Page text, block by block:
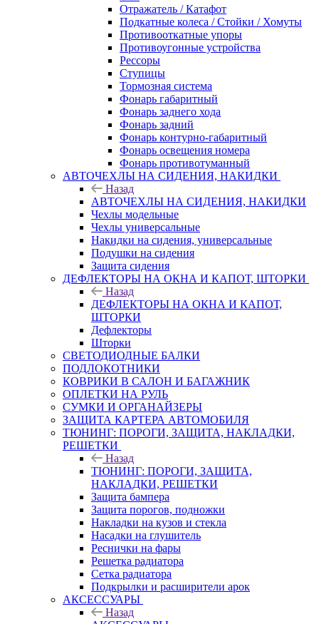
Отражатель / Катафот
Подкатные колеса / Стойки / Хомуты
Противооткатные упоры
Противоугонные устройства
Рессоры
Ступицы
Тормозная система
Фонарь габаритный
Фонарь заднего хода
Фонарь задний
Фонарь контурно-габаритный
Фонарь освещения номера
Фонарь противотуманный
АВТОЧЕХЛЫ НА СИДЕНИЯ, НАКИДКИ
Назад
АВТОЧЕХЛЫ НА СИДЕНИЯ, НАКИДКИ
Чехлы модельные
Чехлы универсальные
Накидки на сидения, универсальные
Подушки на сидения
Защита сидения
ДЕФЛЕКТОРЫ НА ОКНА И КАПОТ, ШТОРКИ
Назад
ДЕФЛЕКТОРЫ НА ОКНА И КАПОТ,
ШТОРКИ
Дефлекторы
Шторки
СВЕТОДИОДНЫЕ БАЛКИ
ПОДЛОКОТНИКИ
КОВРИКИ В САЛОН И БАГАЖНИК
ОПЛЕТКИ НА РУЛЬ
СУМКИ И ОРГАНАЙЗЕРЫ
ЗАЩИТА КАРТЕРА АВТОМОБИЛЯ
ТЮНИНГ: ПОРОГИ, ЗАЩИТА, НАКЛАДКИ,
РЕШЕТКИ
Назад
ТЮНИНГ: ПОРОГИ, ЗАЩИТА,
НАКЛАДКИ, РЕШЕТКИ
Защита бампера
Защита порогов, подножки
Накладки на кузов и стекла
Насадки на глушитель
Реснички на фары
Решетка радиатора
Сетка радиатора
Подкрылки и расширители арок
АКСЕССУАРЫ
Назад